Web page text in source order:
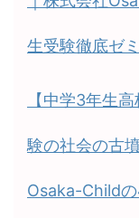
生受験徹底ゼミ
【中学3年生
験の社会の古
Osaka-Child